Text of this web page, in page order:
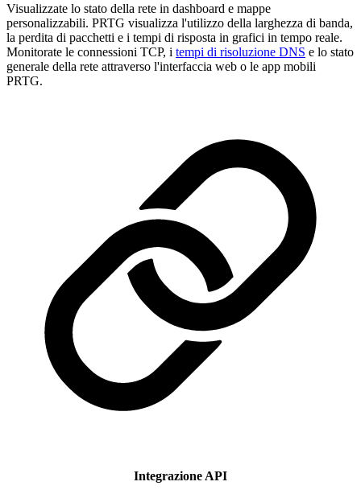
Visualizzate lo stato della rete in dashboard e mappe
personalizzabili. PRTG visualizza l'utilizzo della larghezza di banda,
la perdita di pacchetti e i tempi di risposta in grafici in tempo reale.
Monitorate le connessioni TCP, i tempi di risoluzione DNS e lo stato
generale della rete attraverso l'interfaccia web o le app mobili
PRTG.
Integrazione API